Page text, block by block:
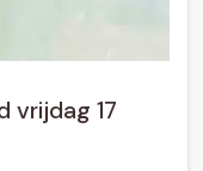
vrijdag 17